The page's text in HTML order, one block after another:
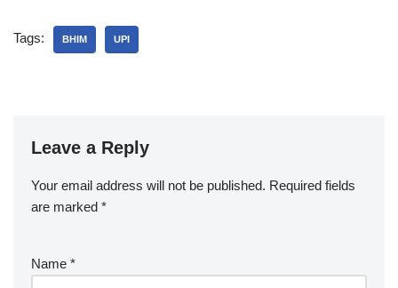
Tags: BHIM UPI
Leave a Reply
Your email address will not be published. Required fields
are marked *
Name *